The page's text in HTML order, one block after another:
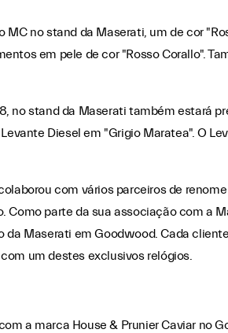
MC no stand da Maserati, um de cor
em pele de cor "Rosso Corallo".
no stand da Maserati também estará
Diesel em "Grigio Maratea". O
com vários parceiros de
Como parte da sua associação com a
da Maserati em Goodwood. Cada
um destes exclusivos relógios.
a marca House & Prunier Caviar no